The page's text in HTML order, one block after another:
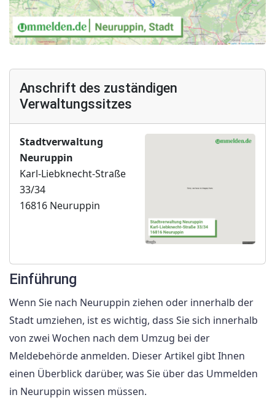
Anschrift des zuständigen
Verwaltungssitzes
Stadtverwaltung
Neuruppin
Karl-Liebknecht-Straße
33/34
16816 Neuruppin
Einführung
Wenn Sie nach Neuruppin ziehen oder innerhalb der
Stadt umziehen, ist es wichtig, dass Sie sich innerhalb
von zwei Wochen nach dem Umzug bei der
Meldebehörde anmelden. Dieser Artikel gibt Ihnen
einen Überblick darüber, was Sie über das Ummelden
in Neuruppin wissen müssen.